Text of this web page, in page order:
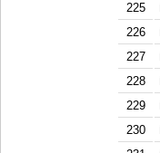
225
226
227
228
229
230